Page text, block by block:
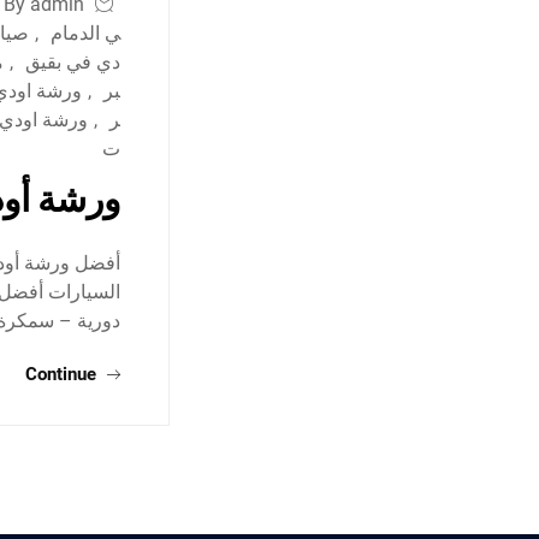
ي الدمام ,
دي في بقيق ,
بر
, ورشة
ر
, ورشة
ت
ورشة
أفضل ورشة
السيارات
دورية –
Continue